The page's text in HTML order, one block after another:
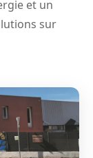
et un
sur